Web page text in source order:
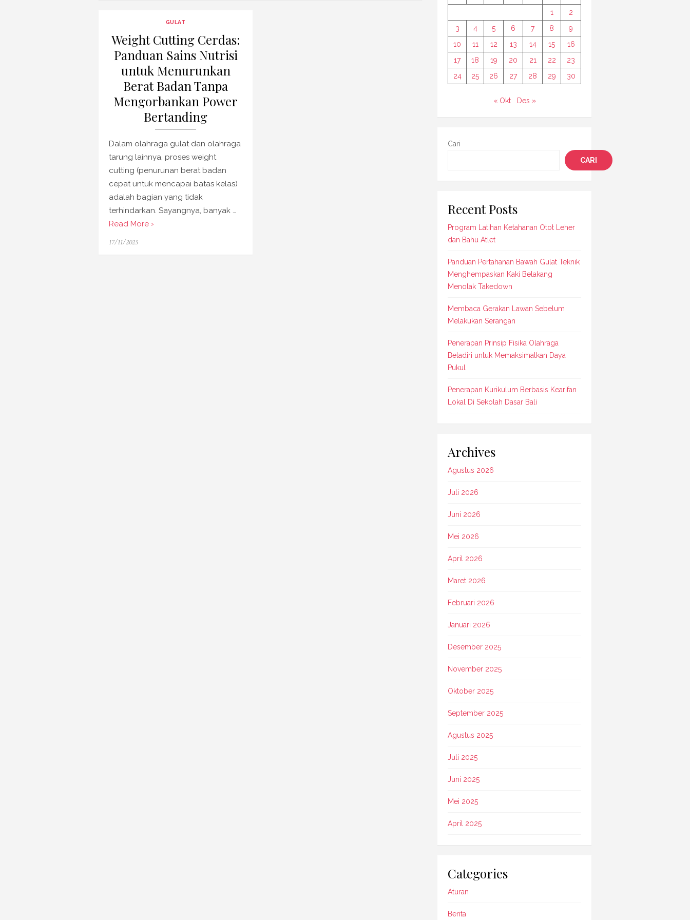
GULAT
Weight Cutting Cerdas:
Panduan Sains Nutrisi
untuk Menurunkan
Berat Badan Tanpa
Mengorbankan Power
Bertanding
Dalam olahraga gulat dan olahraga
tarung lainnya, proses weight
cutting (penurunan berat badan
cepat untuk mencapai batas kelas)
adalah bagian yang tidak
terhindarkan. Sayangnya, banyak …
Read More ›
Posted
17/11/2025
1
2
3
4 5 6 7 8
9
10
11 12 13 14 15
16
17
18 19 20 21 22
23
24
25 26 27 28 29 30
« Okt Des »
Cari
CARI
Recent Posts
Program Latihan Ketahanan Otot Leher
dan Bahu Atlet
Panduan Pertahanan Bawah Gulat Teknik
Menghempaskan Kaki Belakang
Menolak Takedown
Membaca Gerakan Lawan Sebelum
Melakukan Serangan
Penerapan Prinsip Fisika Olahraga
Beladiri untuk Memaksimalkan Daya
Pukul
Penerapan Kurikulum Berbasis Kearifan
Lokal Di Sekolah Dasar Bali
Archives
Agustus 2026
Juli 2026
Juni 2026
Mei 2026
April 2026
Maret 2026
Februari 2026
Januari 2026
Desember 2025
November 2025
Oktober 2025
September 2025
Agustus 2025
Juli 2025
Juni 2025
Mei 2025
April 2025
Categories
Aturan
Berita